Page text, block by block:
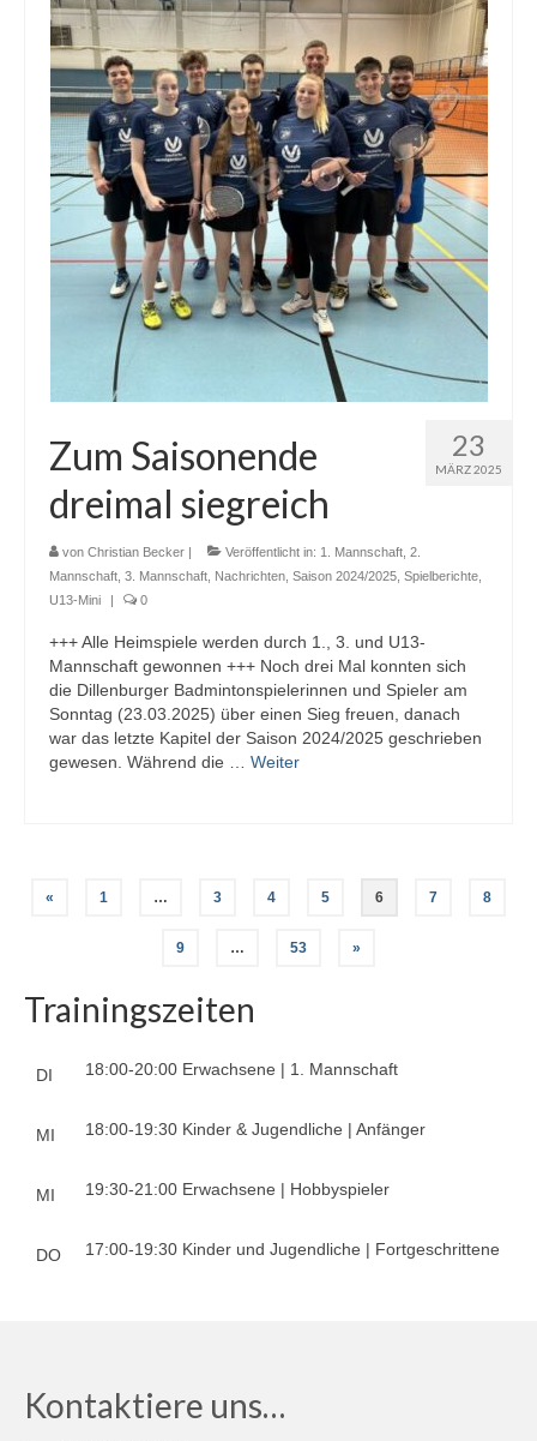
23
MÄRZ 2025
Zum Saisonende
dreimal siegreich
von Christian Becker | Veröffentlicht in: 1. Mannschaft 2.
Mannschaft 3. Mannschaft Nachrichten Saison 2024/2025 Spielberichte
U13-Mini
| 0
+++ Alle Heimspiele werden durch 1., 3. und U13-
Mannschaft gewonnen +++ Noch drei Mal konnten sich
die Dillenburger Badmintonspielerinnen und Spieler am
Sonntag (23.03.2025) über einen Sieg freuen, danach
war das letzte Kapitel der Saison 2024/2025 geschrieben
gewesen. Während die … Weiter
Seitennummerierung
Beiträge
« 1 … 3 4 5 6 7 8
9 … 53 »
Trainingszeiten
DI 18:00-20:00 Erwachsene | 1. Mannschaft
MI 18:00-19:30 Kinder & Jugendliche | Anfänger
MI 19:30-21:00 Erwachsene | Hobbyspieler
DO 17:00-19:30 Kinder und Jugendliche | Fortgeschrittene
Kontaktiere uns…